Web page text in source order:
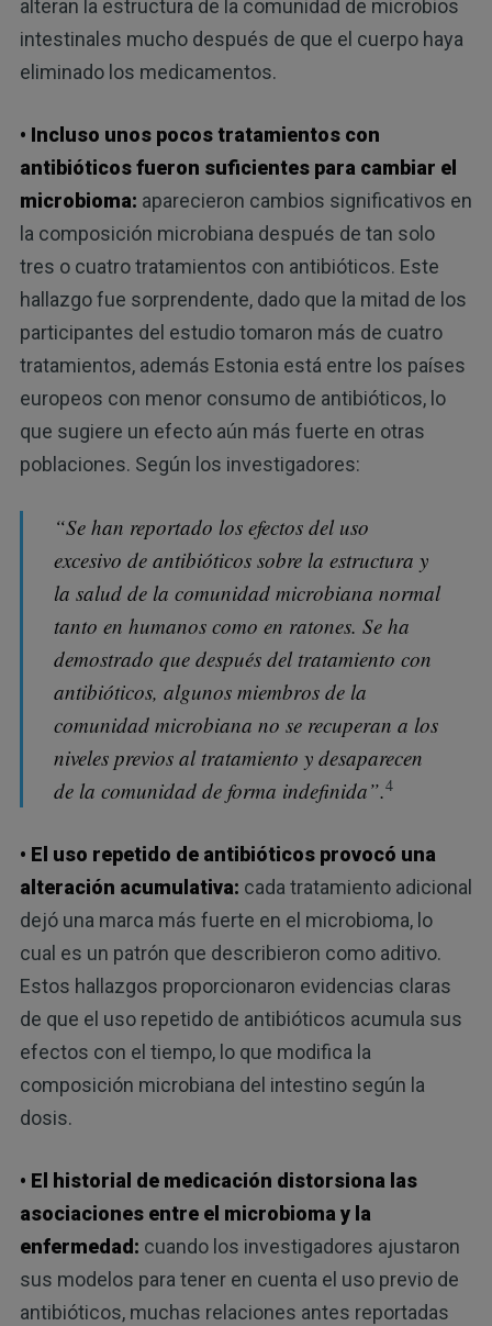
alteran la estructura de la comunidad de microbios
intestinales mucho después de que el cuerpo haya
eliminado los medicamentos.
• Incluso unos pocos tratamientos con
antibióticos fueron suficientes para cambiar el
microbioma: aparecieron cambios significativos en
la composición microbiana después de tan solo
tres o cuatro tratamientos con antibióticos. Este
hallazgo fue sorprendente, dado que la mitad de los
participantes del estudio tomaron más de cuatro
tratamientos, además Estonia está entre los países
europeos con menor consumo de antibióticos, lo
que sugiere un efecto aún más fuerte en otras
poblaciones. Según los investigadores:
“Se han reportado los efectos del uso
excesivo de antibióticos sobre la estructura y
la salud de la comunidad microbiana normal
tanto en humanos como en ratones. Se ha
demostrado que después del tratamiento con
antibióticos, algunos miembros de la
comunidad microbiana no se recuperan a los
niveles previos al tratamiento y desaparecen
de la comunidad de forma indefinida”.4
• El uso repetido de antibióticos provocó una
alteración acumulativa: cada tratamiento adicional
dejó una marca más fuerte en el microbioma, lo
cual es un patrón que describieron como aditivo.
Estos hallazgos proporcionaron evidencias claras
de que el uso repetido de antibióticos acumula sus
efectos con el tiempo, lo que modifica la
composición microbiana del intestino según la
dosis.
• El historial de medicación distorsiona las
asociaciones entre el microbioma y la
enfermedad: cuando los investigadores ajustaron
sus modelos para tener en cuenta el uso previo de
antibióticos, muchas relaciones antes reportadas